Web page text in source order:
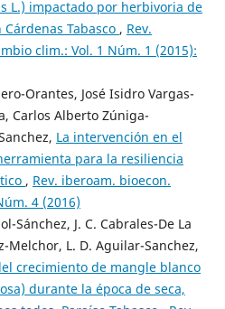
L.) impactado por herbivoria de
Tabasco , Rev.
clim.: Vol. 1 Núm. 1 (2015):
Orantes, José Isidro Vargas-
Carlos Alberto Zúniga-
La intervención en el
para la resiliencia
, Rev. iberoam. bioecon.
4 (2016)
Sánchez, J. C. Cabrales-De La
Melchor, L. D. Aguilar-Sanchez,
crecimiento de mangle blanco
durante la época de seca,